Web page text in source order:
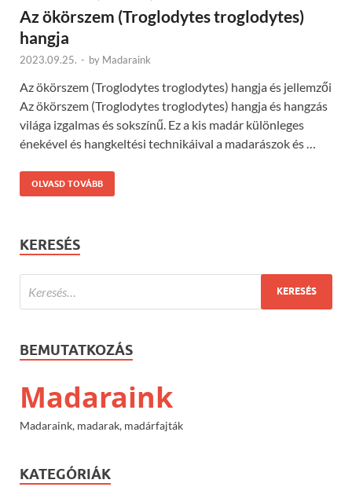
Az ökörszem (Troglodytes troglodytes)
hangja
2023.09.25. - by Madaraink
Az ökörszem (Troglodytes troglodytes) hangja és jellemzői
Az ökörszem (Troglodytes troglodytes) hangja és hangzás
világa izgalmas és sokszínű. Ez a kis madár különleges
énekével és hangkeltési technikáival a madarászok és …
OLVASD TOVÁBB
KERESÉS
BEMUTATKOZÁS
Madaraink
Madaraink, madarak, madárfajták
KATEGÓRIÁK